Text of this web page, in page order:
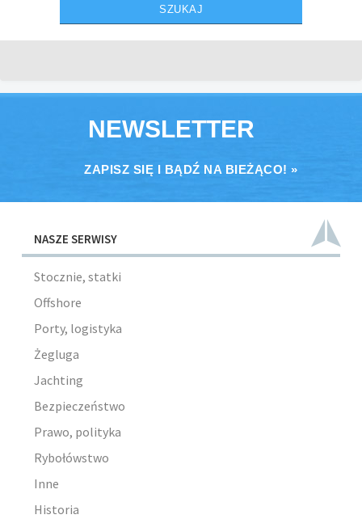
NEWSLETTER
ZAPISZ SIĘ I BĄDŹ NA BIEŻĄCO! »
NASZE SERWISY
Stocznie, statki
Offshore
Porty, logistyka
Żegluga
Jachting
Bezpieczeństwo
Prawo, polityka
Rybołówstwo
Inne
Historia